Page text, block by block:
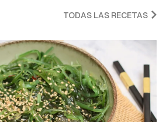
TODAS LAS RECETAS